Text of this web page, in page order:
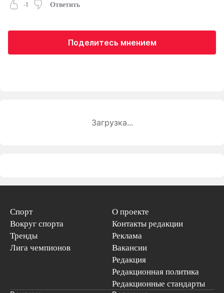
-1 Ответить
Поделитесь мнением
Загрузка...
Спорт
Вокруг спорта
Тренды
Лига чемпионов
О проекте
Контакты редакции
Реклама
Вакансии
Редакция
Редакционная политика
Редакционные стандарты